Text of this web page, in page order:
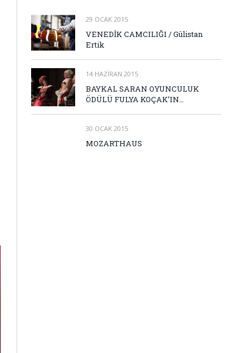
29 OCAK 2015
VENEDİK CAMCILIĞI / Gülistan
Ertik
14 HAZIRAN 2015
BAYKAL SARAN OYUNCULUK
ÖDÜLÜ FULYA KOÇAK’IN…
30 OCAK 2015
MOZARTHAUS